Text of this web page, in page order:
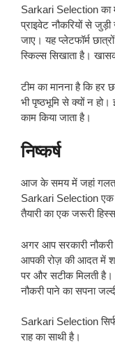
Sarkari Selection का
प्राइवेट नौकरियों से
जाए। यह प्लेटफॉर्म
स्किल्स सिखाता है।
टीम का मानना है कि हर
भी पृष्ठभूमि से क्यों न
काम किया जाता है।
निष्कर्ष
आज के समय में जहां गलत
Sarkari Selection एक
तैयारी का एक जरूरी
अगर आप सरकारी
आपकी रोज़ की आदत में
पर और सटीक मिलती है।
नौकरी पाने का सपना
Sarkari Selection
राह का साथी है।